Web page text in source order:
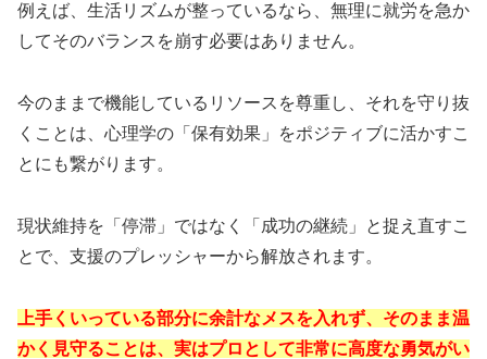
例えば、生活リズムが整っているなら、無理に就労を急か
してそのバランスを崩す必要はありません。
今のままで機能しているリソースを尊重し、それを守り抜
くことは、心理学の「保有効果」をポジティブに活かすこ
とにも繋がります。
現状維持を「停滞」ではなく「成功の継続」と捉え直すこ
とで、支援のプレッシャーから解放されます。
上手くいっている部分に余計なメスを入れず、そのまま温
かく見守ることは、実はプロとして非常に高度な勇気がい